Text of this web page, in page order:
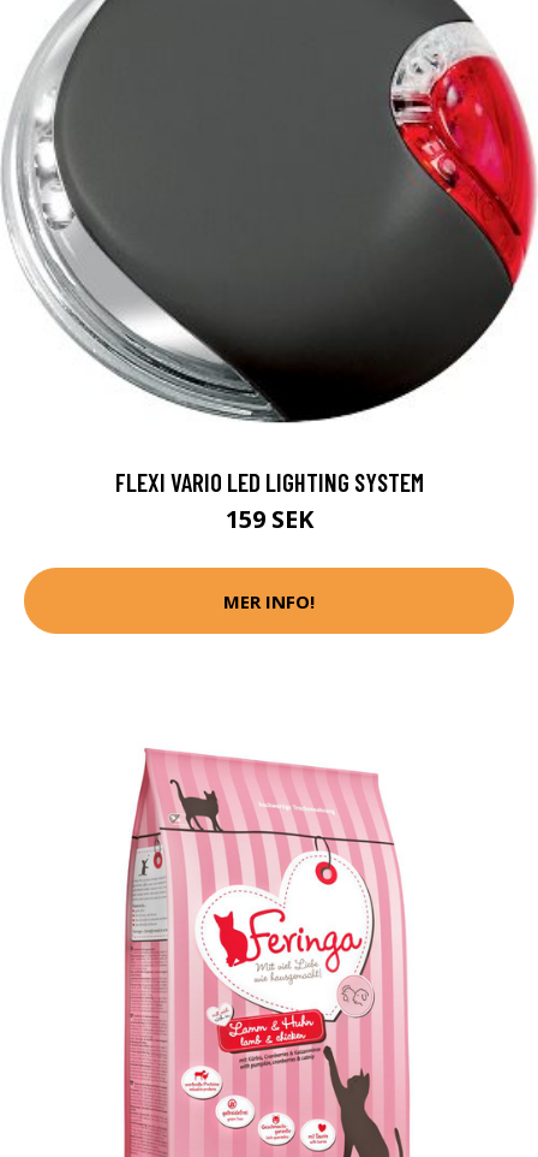
FLEXI VARIO LED LIGHTING SYSTEM
159 SEK
MER INFO!